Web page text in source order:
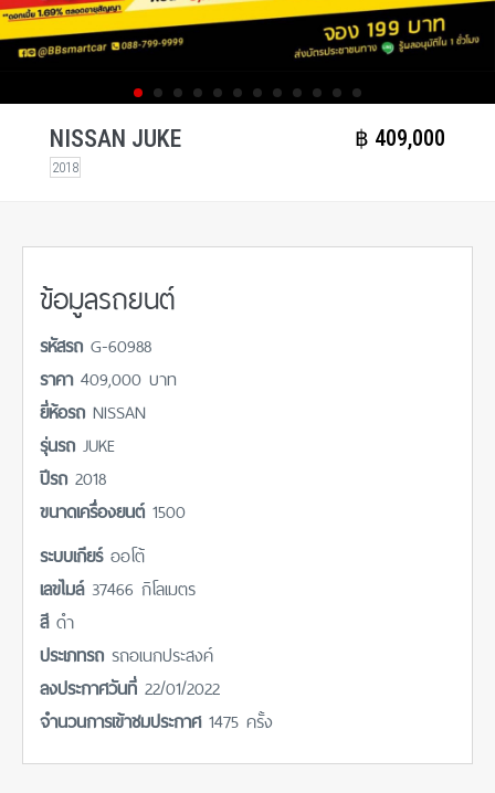
NISSAN JUKE
2018
฿​ 409,000
ข้อมูลรถยนต์
รหัสรถ G-60988
ราคา 409,000 บาท
ยี่ห้อรถ NISSAN
รุ่นรถ JUKE
ปีรถ 2018
ขนาดเครื่องยนต์ 1500
ระบบเกียร์ ออโต้
เลขไมล์ 37466 กิโลเมตร
สี ดำ
ประเภทรถ รถอเนกประสงค์
ลงประกาศวันที่ 22/01/2022
จำนวนการเข้าชมประกาศ 1475 ครั้ง